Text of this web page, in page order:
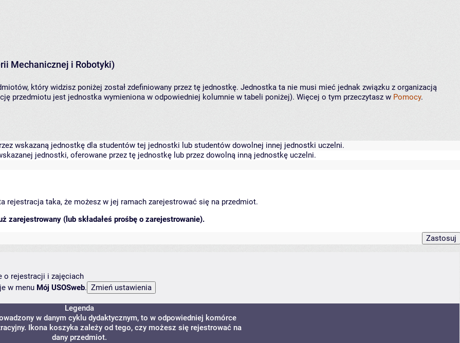
Mechanicznej i Robotyki)
który widzisz poniżej został zdefiniowany przez tę jednostkę. Jednostka ta nie musi mieć jednak związku z organizacją
przedmiotu jest jednostka wymieniona w odpowiedniej kolumnie w tabeli poniżej). Więcej o tym przeczytasz w Pomocy.
wskazaną jednostkę dla studentów tej jednostki lub studentów dowolnej innej jednostki uczelni.
jednostki, oferowane przez tę jednostkę lub przez dowolną inną jednostkę uczelni.
taka, że możesz w jej ramach zarejestrować się na przedmiot.
zarejestrowany (lub składałeś prośbę o zarejestrowanie).
o rejestracji i zajęciach
w menu Mój USOSweb.
Legenda
w danym cyklu dydaktycznym, to w odpowiedniej komórce
Ikona koszyka zależy od tego, czy możesz się rejestrować na
dany przedmiot.